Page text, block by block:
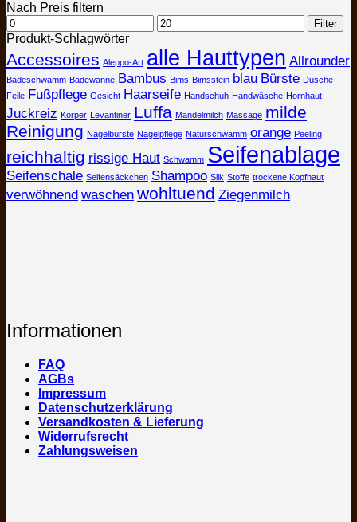
Nach Preis filtern
Min.
Preis
Max.
Preis
Filter
Produkt-Schlagwörter
Accessoires Aleppo-Art alle Hauttypen Allrounder
Badeschwamm Badewanne Bambus Bims Bimsstein blau Bürste Dusche
Feile Fußpflege Gesicht Haarseife Handschuh Handwäsche Hornhaut
Juckreiz Körper Levantiner Luffa Mandelmilch Massage milde
Reinigung Nagelbürste Nagelpflege Naturschwamm orange Peeling
reichhaltig rissige Haut Schwamm Seifenablage
Seifenschale Seifensäckchen Shampoo Silk Stoffe trockene Kopfhaut
verwöhnend waschen wohltuend Ziegenmilch
Informationen
FAQ
AGBs
Impressum
Datenschutzerklärung
Versandkosten & Lieferung
Widerrufsrecht
Zahlungsweisen